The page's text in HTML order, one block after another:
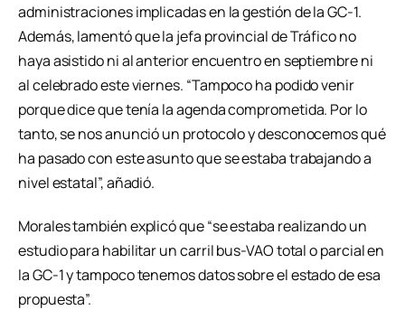
administraciones implicadas en la gestión de la GC-1.
Además, lamentó que la jefa provincial de Tráfico no
haya asistido ni al anterior encuentro en septiembre ni
al celebrado este viernes. “Tampoco ha podido venir
porque dice que tenía la agenda comprometida. Por lo
tanto, se nos anunció un protocolo y desconocemos qué
ha pasado con este asunto que se estaba trabajando a
nivel estatal”, añadió.
Morales también explicó que “se estaba realizando un
estudio para habilitar un carril bus-VAO total o parcial en
la GC-1 y tampoco tenemos datos sobre el estado de esa
propuesta”.